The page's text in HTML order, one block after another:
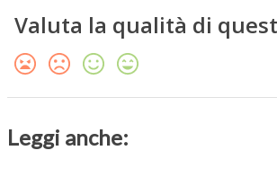
Valuta la qualità di
Leggi anche: